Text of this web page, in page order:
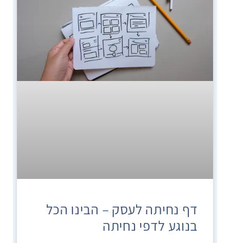
דף נחיתה לעסק – הבינו הכל
בנוגע לדפי נחיתה